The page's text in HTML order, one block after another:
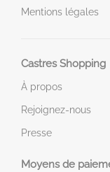
Mentions légales
Castres Shopping
À propos
Rejoignez-nous
Presse
Moyens de